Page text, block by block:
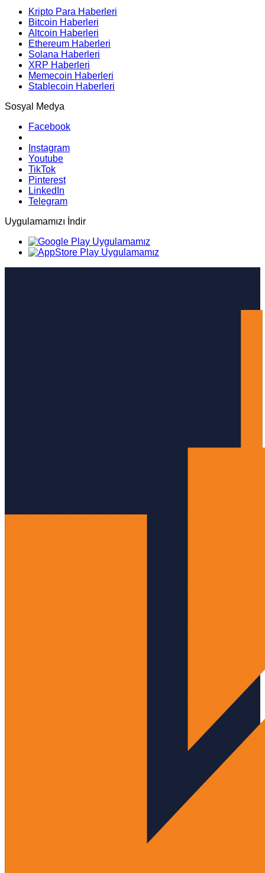
Kripto Para Haberleri
Bitcoin Haberleri
Altcoin Haberleri
Ethereum Haberleri
Solana Haberleri
XRP Haberleri
Memecoin Haberleri
Stablecoin Haberleri
Sosyal Medya
Facebook
Instagram
Youtube
TikTok
Pinterest
LinkedIn
Telegram
Uygulamamızı İndir